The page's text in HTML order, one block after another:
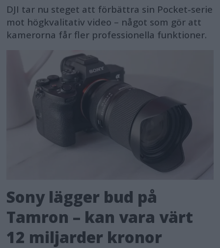
DJI tar nu steget att förbättra sin Pocket-serie
mot högkvalitativ video – något som gör att
kamerorna får fler professionella funktioner.
Sony lägger bud på
Tamron – kan vara värt
12 miljarder kronor